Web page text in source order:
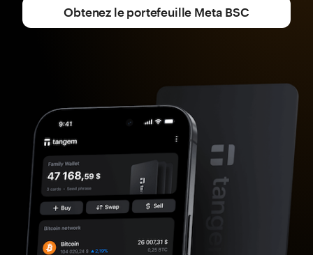
Obtenez le portefeuille Meta BSC